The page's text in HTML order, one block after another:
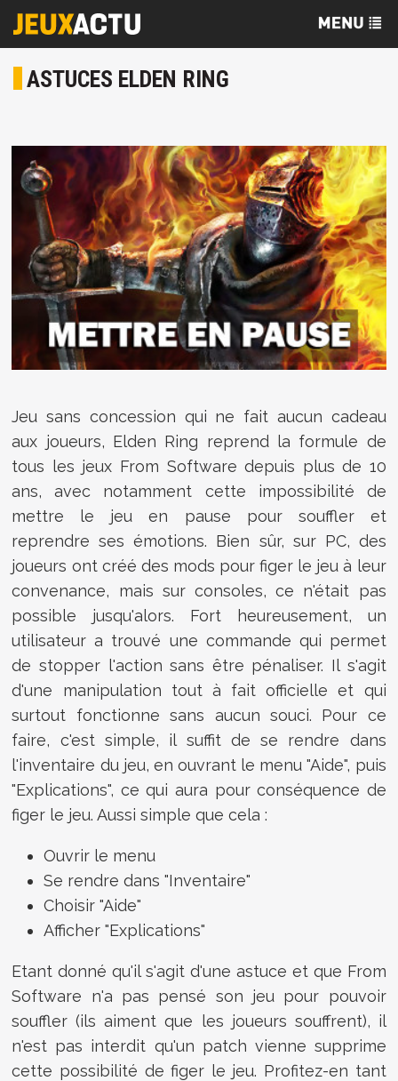
ASTUCES ELDEN RING
Jeu sans concession qui ne fait aucun cadeau
aux joueurs, Elden Ring reprend la formule de
tous les jeux From Software depuis plus de 10
ans, avec notamment cette impossibilité de
mettre le jeu en pause pour souffler et
reprendre ses émotions. Bien sûr, sur PC, des
joueurs ont créé des mods pour figer le jeu à leur
convenance, mais sur consoles, ce n'était pas
possible jusqu'alors. Fort heureusement, un
utilisateur a trouvé une commande qui permet
de stopper l'action sans être pénaliser. Il s'agit
d'une manipulation tout à fait officielle et qui
surtout fonctionne sans aucun souci. Pour ce
faire, c'est simple, il suffit de se rendre dans
l'inventaire du jeu, en ouvrant le menu "Aide", puis
"Explications", ce qui aura pour conséquence de
figer le jeu. Aussi simple que cela :
Ouvrir le menu
Se rendre dans "Inventaire"
Choisir "Aide"
Afficher "Explications"
Etant donné qu'il s'agit d'une astuce et que From
Software n'a pas pensé son jeu pour pouvoir
souffler (ils aiment que les joueurs souffrent), il
n'est pas interdit qu'un patch vienne supprime
cette possibilité de figer le jeu. Profitez-en tant